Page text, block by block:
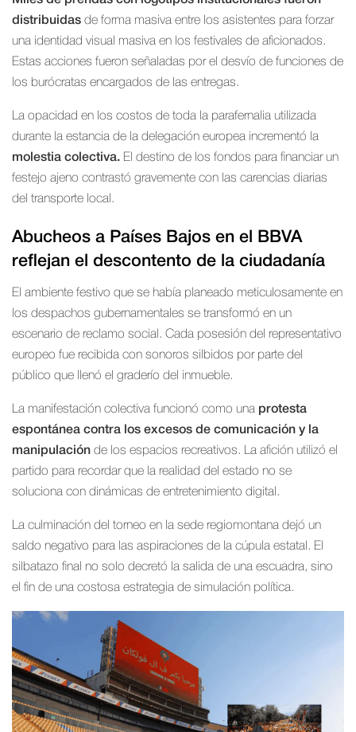
distribuidas de forma masiva entre los asistentes para forzar
una identidad visual masiva en los festivales de aficionados.
Estas acciones fueron señaladas por el desvío de funciones de
los burócratas encargados de las entregas.
La opacidad en los costos de toda la parafernalia utilizada
durante la estancia de la delegación europea incrementó la
molestia colectiva. El destino de los fondos para financiar un
festejo ajeno contrastó gravemente con las carencias diarias
del transporte local.
Abucheos a Países Bajos en el BBVA
reflejan el descontento de la ciudadanía
El ambiente festivo que se había planeado meticulosamente en
los despachos gubernamentales se transformó en un
escenario de reclamo social. Cada posesión del representativo
europeo fue recibida con sonoros silbidos por parte del
público que llenó el graderío del inmueble.
La manifestación colectiva funcionó como una protesta
espontánea contra los excesos de comunicación y la
manipulación de los espacios recreativos. La afición utilizó el
partido para recordar que la realidad del estado no se
soluciona con dinámicas de entretenimiento digital.
La culminación del torneo en la sede regiomontana dejó un
saldo negativo para las aspiraciones de la cúpula estatal. El
silbatazo final no solo decretó la salida de una escuadra, sino
el fin de una costosa estrategia de simulación política.